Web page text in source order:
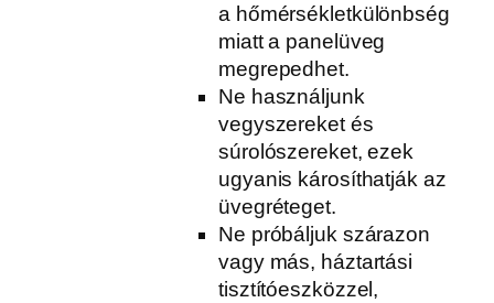
a hőmérsékletkülönbség
miatt a panelüveg
megrepedhet.
Ne használjunk
vegyszereket és
súrolószereket, ezek
ugyanis károsíthatják az
üvegréteget.
Ne próbáljuk szárazon
vagy más, háztartási
tisztítóeszközzel,